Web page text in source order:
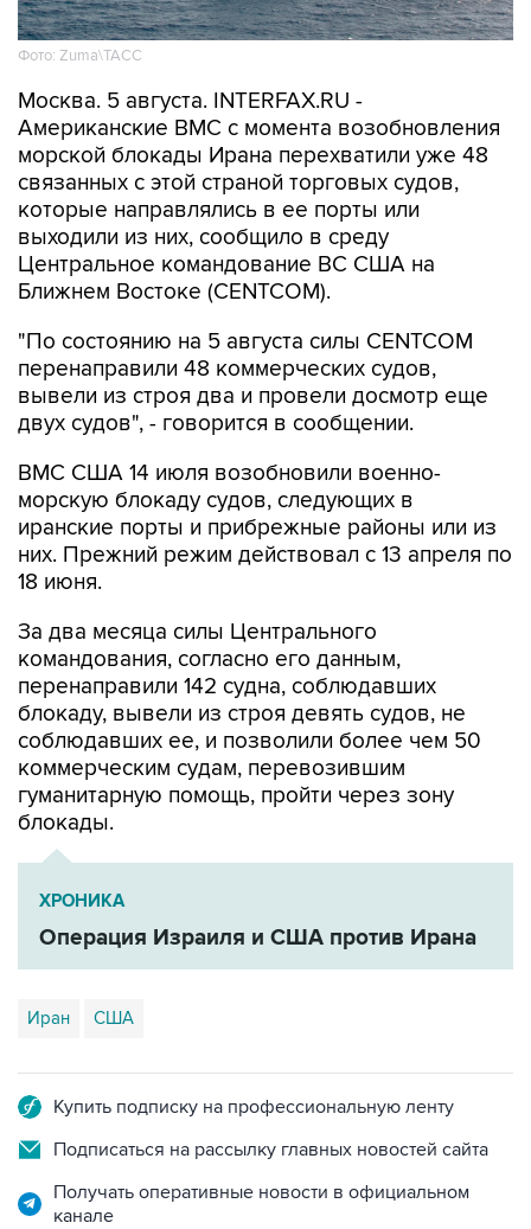
Фото: Zuma\ТАСС
Москва. 5 августа. INTERFAX.RU -
Американские ВМС с момента возобновления
морской блокады Ирана перехватили уже 48
связанных с этой страной торговых судов,
которые направлялись в ее порты или
выходили из них, сообщило в среду
Центральное командование ВС США на
Ближнем Востоке (CENTCOM).
"По состоянию на 5 августа силы CENTCOM
перенаправили 48 коммерческих судов,
вывели из строя два и провели досмотр еще
двух судов", - говорится в сообщении.
ВМС США 14 июля возобновили военно-
морскую блокаду судов, следующих в
иранские порты и прибрежные районы или из
них. Прежний режим действовал с 13 апреля по
18 июня.
За два месяца силы Центрального
командования, согласно его данным,
перенаправили 142 судна, соблюдавших
блокаду, вывели из строя девять судов, не
соблюдавших ее, и позволили более чем 50
коммерческим судам, перевозившим
гуманитарную помощь, пройти через зону
блокады.
ХРОНИКА
Операция Израиля и США против Ирана
Иран США
Купить подписку на профессиональную ленту
Подписаться на рассылку главных новостей сайта
Получать оперативные новости в официальном
канале